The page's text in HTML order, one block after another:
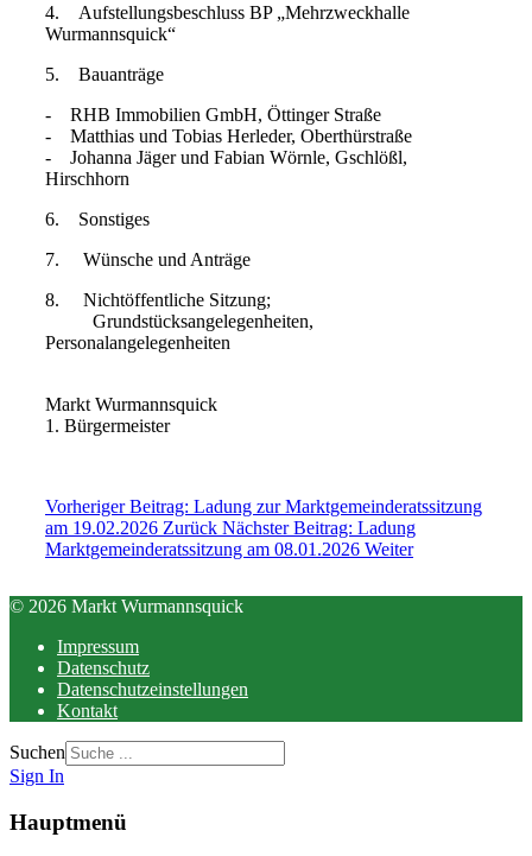
4. Aufstellungsbeschluss BP „Mehrzweckhalle
Wurmannsquick“
5. Bauanträge
- RHB Immobilien GmbH, Öttinger Straße
- Matthias und Tobias Herleder, Oberthürstraße
- Johanna Jäger und Fabian Wörnle, Gschlößl,
Hirschhorn
6. Sonstiges
7. Wünsche und Anträge
8. Nichtöffentliche Sitzung;
Grundstücksangelegenheiten,
Personalangelegenheiten
Markt Wurmannsquick
1. Bürgermeister
Vorheriger Beitrag: Ladung zur Marktgemeinderatssitzung
am 19.02.2026 Zurück Nächster Beitrag: Ladung
Marktgemeinderatssitzung am 08.01.2026 Weiter
© 2026 Markt Wurmannsquick
Impressum
Datenschutz
Datenschutzeinstellungen
Kontakt
Suchen
Sign In
Hauptmenü